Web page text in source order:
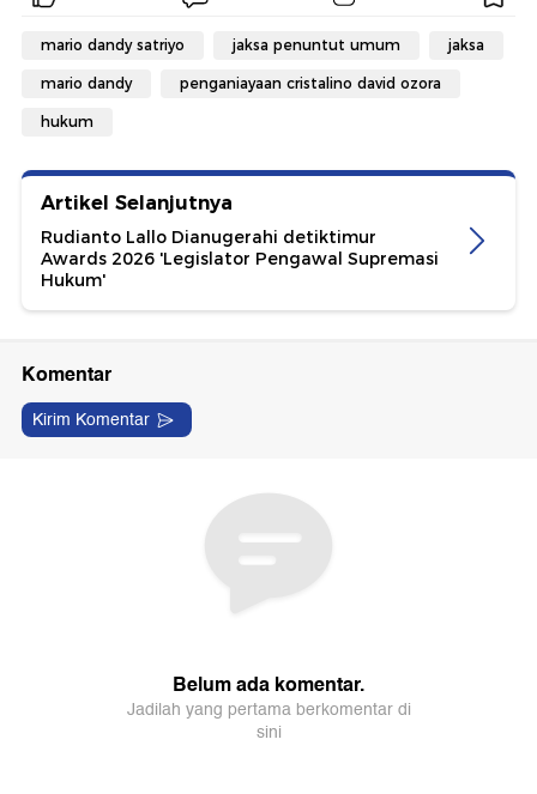
mario dandy satriyo jaksa penuntut umum jaksa
mario dandy penganiayaan cristalino david ozora
hukum
Artikel Selanjutnya
Rudianto Lallo Dianugerahi detiktimur
Awards 2026 'Legislator Pengawal Supremasi
Hukum'